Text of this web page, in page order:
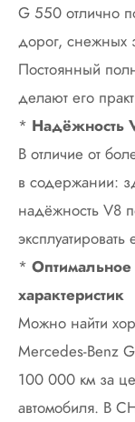
G 550 отлично
дорог, снежных
Постоянный
делают его
* Надёжность
В отличие от
в содержании:
надёжность V8
*
характеристик
Можно найти
Mercedes-Benz
100 000 км за
автомобиля. В